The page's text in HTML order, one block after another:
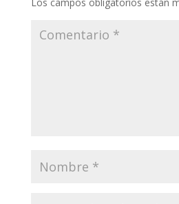
Los campos obligatorios están